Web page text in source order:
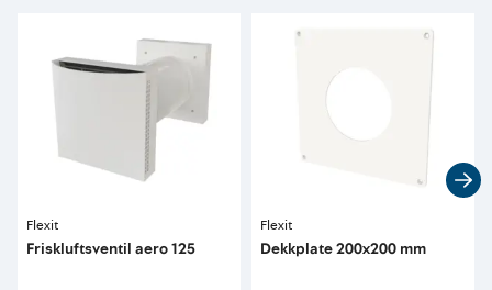
Flexit
Friskluftsventil aero 125
Flexit
Dekkplate 200x200 mm